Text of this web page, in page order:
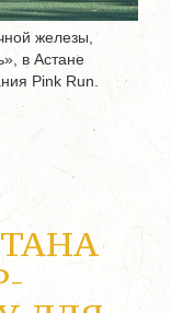
железы,
в Астане
Pink Run.